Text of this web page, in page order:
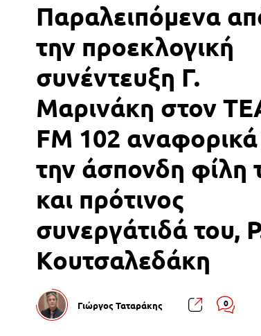
Παραλειπόμενα
την προεκλογική
συνέντευξη Γ.
Μαρινάκη στον
FM 102
την άσπονδη φίλη
και πρότινος
συνεργάτιδά του,
Κουτσαλεδάκη
Γιώργος Ταταράκης 0